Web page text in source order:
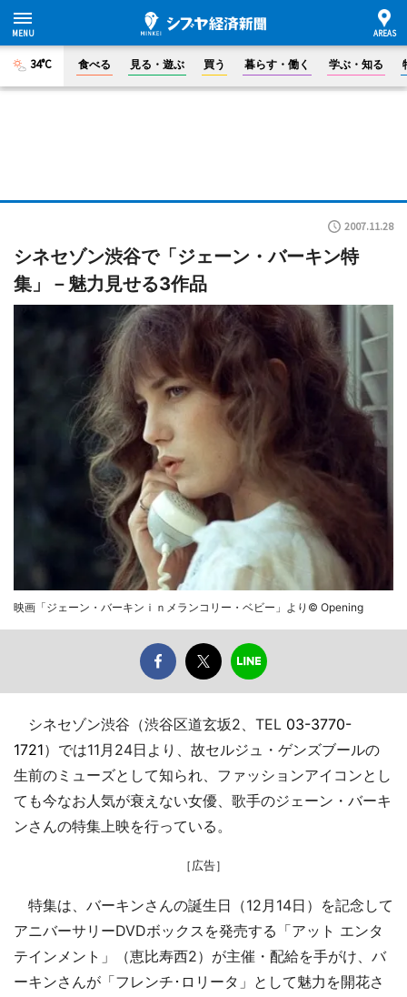
34°C 食べる 見る・遊ぶ 買う 暮らす・働く 学ぶ・知る
2007.11.28
シネセゾン渋谷で「ジェーン・バーキン特
集」－魅力見せる3作品
映画「ジェーン・バーキンｉｎメランコリー・ベビー」より© Opening
シネセゾン渋谷（渋谷区道玄坂2、TEL 03-3770-
1721）では11月24日より、故セルジュ・ゲンズブールの
生前のミューズとして知られ、ファッションアイコンとし
ても今なお人気が衰えない女優、歌手のジェーン・バーキ
ンさんの特集上映を行っている。
［広告］
特集は、バーキンさんの誕生日（12月14日）を記念して
アニバーサリーDVDボックスを発売する「アット エンタ
テインメント」（恵比寿西2）が主催・配給を手がけ、バ
ーキンさんが「フレンチ･ロリータ」として魅力を開花さ